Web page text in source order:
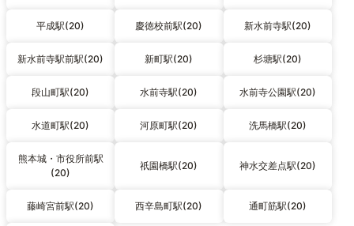
平成駅(20) 慶徳校前駅(20) 新水前寺駅(20)
新水前寺駅前駅(20) 新町駅(20) 杉塘駅(20)
段山町駅(20) 水前寺駅(20) 水前寺公園駅(20)
水道町駅(20) 河原町駅(20) 洗馬橋駅(20)
熊本城・市役所前駅
(20)
祇園橋駅(20) 神水交差点駅(20)
藤崎宮前駅(20) 西辛島町駅(20) 通町筋駅(20)